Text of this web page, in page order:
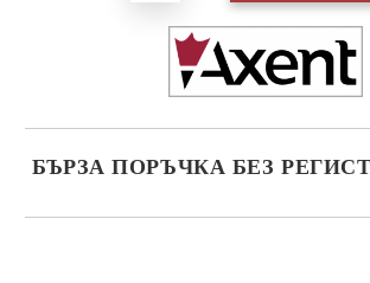
БЪРЗА ПОРЪЧКА БЕЗ